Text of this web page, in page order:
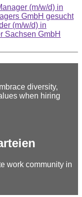
(m/w/d) in
GmbH gesucht
(m/w/d) in
Sachsen GmbH
diversity,
when hiring
work community in